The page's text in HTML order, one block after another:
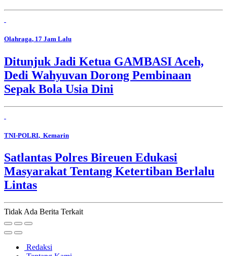
Olahraga, 17 Jam Lalu
Ditunjuk Jadi Ketua GAMBASI Aceh,
Dedi Wahyuvan Dorong Pembinaan
Sepak Bola Usia Dini
TNI-POLRI, Kemarin
Satlantas Polres Bireuen Edukasi
Masyarakat Tentang Ketertiban Berlalu
Lintas
Tidak Ada Berita Terkait
Redaksi